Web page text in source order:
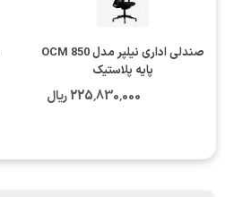
صندلی اداری نیلپر مدل OCM 850
پایه پلاستیک
225٬830٬000 ریال